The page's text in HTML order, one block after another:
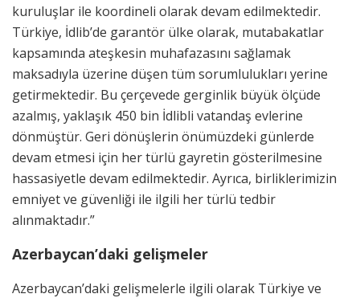
kuruluşlar ile koordineli olarak devam edilmektedir.
Türkiye, İdlib’de garantör ülke olarak, mutabakatlar
kapsamında ateşkesin muhafazasını sağlamak
maksadıyla üzerine düşen tüm sorumlulukları yerine
getirmektedir. Bu çerçevede gerginlik büyük ölçüde
azalmış, yaklaşık 450 bin İdlibli vatandaş evlerine
dönmüştür. Geri dönüşlerin önümüzdeki günlerde
devam etmesi için her türlü gayretin gösterilmesine
hassasiyetle devam edilmektedir. Ayrıca, birliklerimizin
emniyet ve güvenliği ile ilgili her türlü tedbir
alınmaktadır.”
Azerbaycan’daki gelişmeler
Azerbaycan’daki gelişmelerle ilgili olarak Türkiye ve